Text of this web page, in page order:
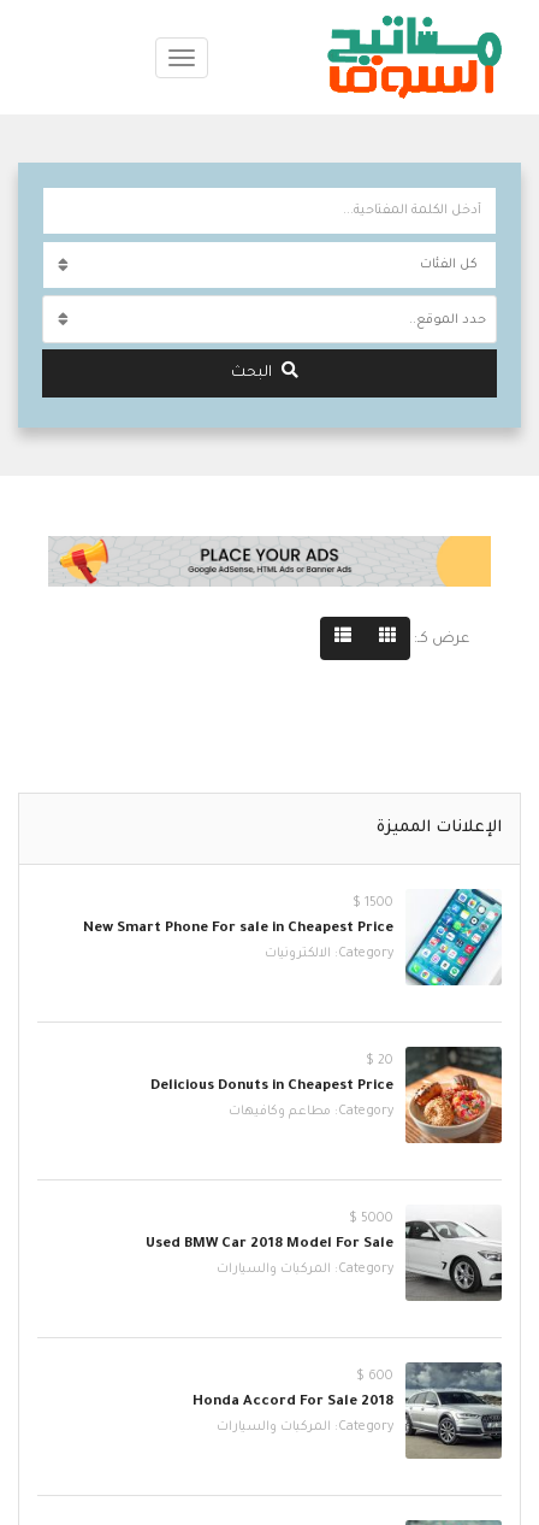
حدد الموقع..
البحث
عرض كـ:
الإعلانات المميزة
1500 $
New Smart Phone For sale in Cheapest Price
Category: الالكترونيات
20 $
Delicious Donuts in Cheapest Price
Category: مطاعم وكافيهات
5000 $
Used BMW Car 2018 Model For Sale
Category: المركبات والسيارات
600 $
2018 Honda Accord For Sale
Category: المركبات والسيارات